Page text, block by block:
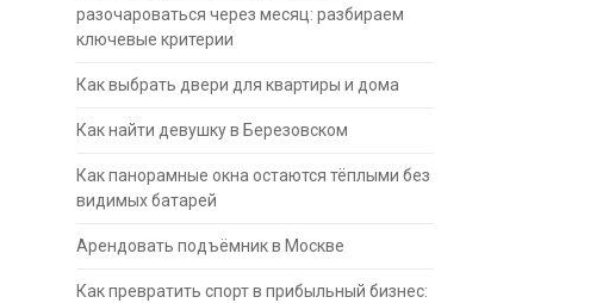
разочароваться через месяц: разбираем
ключевые критерии
Как выбрать двери для квартиры и дома
Как найти девушку в Березовском
Как панорамные окна остаются тёплыми без
видимых батарей
Арендовать подъёмник в Москве
Как превратить спорт в прибыльный бизнес: